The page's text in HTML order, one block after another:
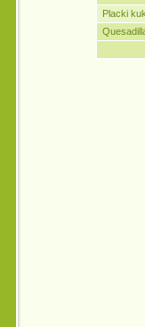
Placki